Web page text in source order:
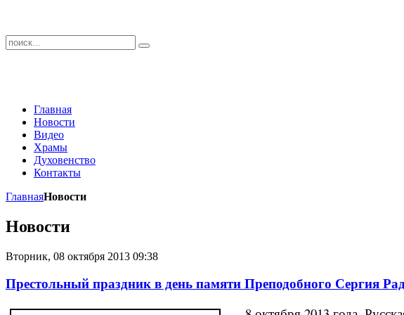
Главная
Новости
Видео
Храмы
Духовенство
Контакты
ГлавнаяНовости
Новости
Вторник, 08 октября 2013 09:38
Престольный праздник в день памяти Преподобного Сергия